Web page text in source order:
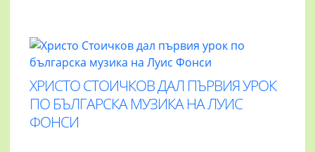
ХРИСТО СТОИЧКОВ ДАЛ ПЪРВИЯ УРОК
ПО БЪЛГАРСКА МУЗИКА НА ЛУИС
ФОНСИ